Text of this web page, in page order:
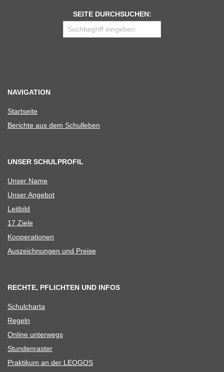
SEITE DURCHSUCHEN:
NAVIGATION
Start­seite
Berichte aus dem Schulleben
UNSER SCHULPROFIL
Unser Name
Unser Ange­bot
Leit­bild
17 Ziele
Koope­ra­tio­nen
Aus­zeich­nun­gen und Preise
RECHTE, PFLICHTEN UND INFOS
Schul­charta
Regeln
Online unter­wegs
Stun­den­ras­ter
Prak­ti­kum an der LEOGOS